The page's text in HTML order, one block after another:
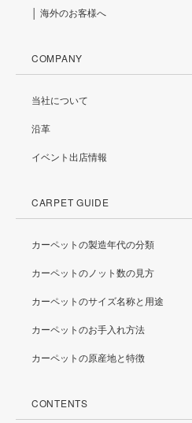
│ 海外のお客様へ
COMPANY
当社について
沿革
イベント出店情報
CARPET GUIDE
カーペットの製造年代の分類
カーペットのノット数の見方
カーペットのサイズ名称と用途
カーペットのお手入れ方法
カーペットの原産地と特徴
CONTENTS